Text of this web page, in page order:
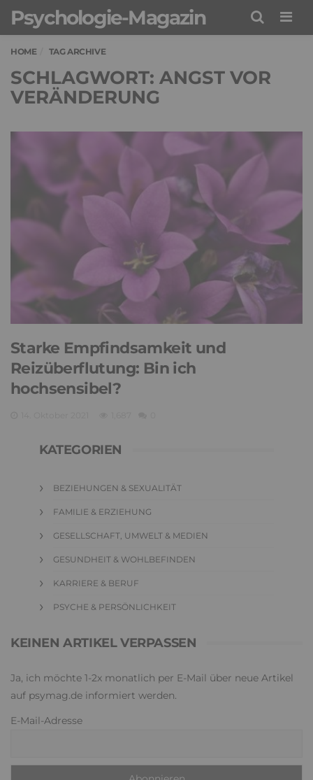
Psychologie-Magazin
HOME TAG ARCHIVE
SCHLAGWORT: ANGST VOR
VERÄNDERUNG
Starke Empfindsamkeit und
Reizüberflutung: Bin ich
hochsensibel?
KATEGORIEN
BEZIEHUNGEN & SEXUALITÄT
FAMILIE & ERZIEHUNG
GESELLSCHAFT, UMWELT & MEDIEN
GESUNDHEIT & WOHLBEFINDEN
KARRIERE & BERUF
PSYCHE & PERSÖNLICHKEIT
KEINEN ARTIKEL VERPASSEN
Ja, ich möchte 1-2x monatlich per E-Mail über neue Artikel
auf psymag.de informiert werden.
E-Mail-Adresse